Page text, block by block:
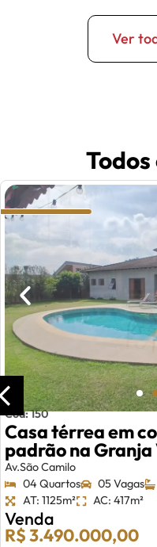
Ver
Cód: 150
Casa térrea em
padrão na
Av.São Camilo
04 Quartos
05 Vagas
AT: 1125m²
AC: 417m²
Venda
R$ 3.490.000,00